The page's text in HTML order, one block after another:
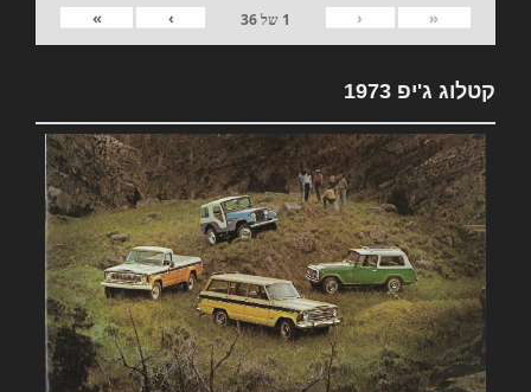
«
‹
1 של36
›
»
קטלוג ג'יפ 1973